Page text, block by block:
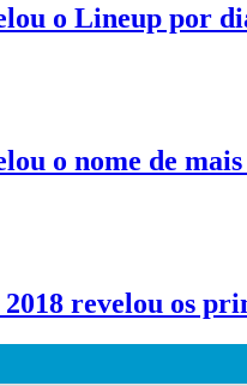
o Lineup por
o nome de
revelou os